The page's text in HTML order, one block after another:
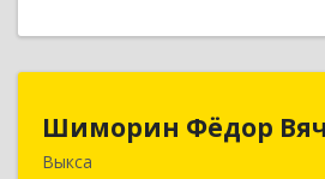
Шиморин Фёдор
Выкса
Шиморин Фёдор